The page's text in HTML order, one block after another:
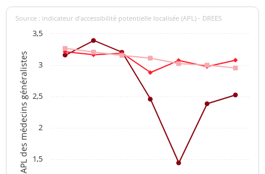
APL des médecins généralistes
Source : indicateur d’accessibilité potentielle localisée (APL) - DREES
1,5
2
2,5
3
3,5